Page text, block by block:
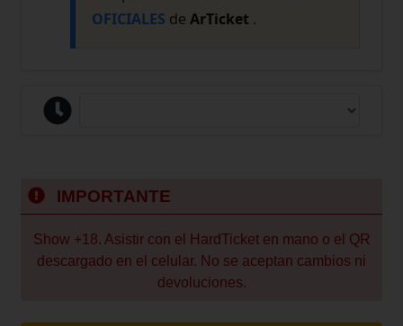
OFICIALES de ArTicket .
IMPORTANTE
Show +18. Asistir con el HardTicket en mano o el QR
descargado en el celular. No se aceptan cambios ni
devoluciones.